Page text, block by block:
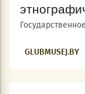
GLUBMUSEJ.BY